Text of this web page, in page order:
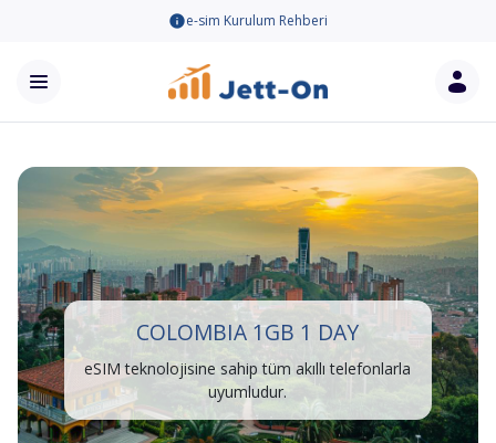
e-sim Kurulum Rehberi
COLOMBIA 1GB 1 DAY
eSIM teknolojisine sahip tüm akıllı telefonlarla
uyumludur.